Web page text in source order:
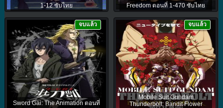
1-12 ซับไทย
Freedom ตอนที่ 1-470 ซับไทย
Sword Gai: The Animation ตอนที่
จบแล้ว
Mobile Suit Gundam
Thunderbolt: Bandit Flower
จบแล้ว